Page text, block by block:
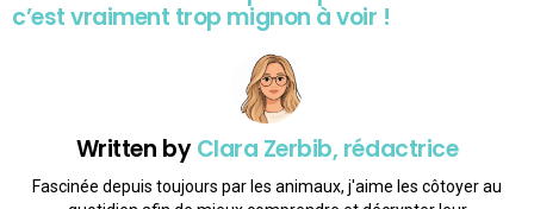
c’est vraiment trop mignon à voir !
Written byClara Zerbib, rédactrice
Fascinée depuis toujours par les animaux, j'aime les côtoyer au